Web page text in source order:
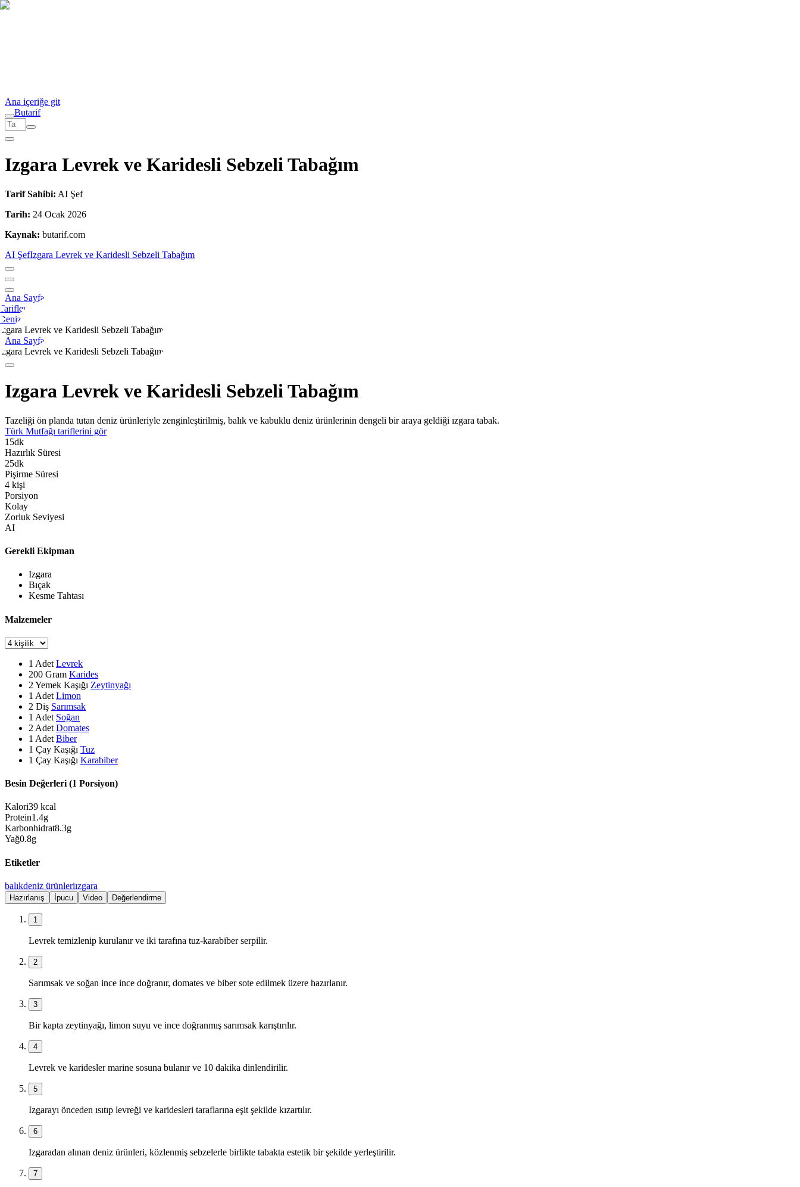
Ana içeriğe git
Butarif
Izgara Levrek ve Karidesli Sebzeli Tabağım
Tarif Sahibi: AI Şef
Tarih: 24 Ocak 2026
Kaynak: butarif.com
AI ŞefIzgara Levrek ve Karidesli Sebzeli Tabağım
Ana Sayfa
Levrek ve Karidesli Sebzeli Tabağım
Ana Sayfa
Levrek ve Karidesli Sebzeli Tabağım
Izgara Levrek ve Karidesli Sebzeli Tabağım
Tazeliği ön planda tutan deniz ürünleriyle zenginleştirilmiş, balık ve kabuklu deniz ürünlerinin dengeli bir araya geldiği ızgara tabak.
Türk Mutfağı tariflerini gör
15dk
Hazırlık Süresi
25dk
Pişirme Süresi
4 kişi
Porsiyon
Kolay
Zorluk Seviyesi
AI
Gerekli Ekipman
Izgara
Bıçak
Kesme Tahtası
Malzemeler
1 Adet Levrek
200 Gram Karides
2 Yemek Kaşığı Zeytinyağı
1 Adet Limon
2 Diş Sarımsak
1 Adet Soğan
2 Adet Domates
1 Adet Biber
1 Çay Kaşığı Tuz
1 Çay Kaşığı Karabiber
Besin Değerleri (1 Porsiyon)
Kalori39 kcal
Protein1.4g
Karbonhidrat8.3g
Yağ0.8g
Etiketler
balıkdeniz ürünleriızgara
Hazırlanış İpucu Video Değerlendirme
1
Levrek temizlenip kurulanır ve iki tarafına tuz-karabiber serpilir.
2
Sarımsak ve soğan ince ince doğranır, domates ve biber sote edilmek üzere hazırlanır.
3
Bir kapta zeytinyağı, limon suyu ve ince doğranmış sarımsak karıştırılır.
4
Levrek ve karidesler marine sosuna bulanır ve 10 dakika dinlendirilir.
5
Izgarayı önceden ısıtıp levreği ve karidesleri taraflarına eşit şekilde kızartılır.
6
Izgaradan alınan deniz ürünleri, közlenmiş sebzelerle birlikte tabakta estetik bir şekilde yerleştirilir.
7